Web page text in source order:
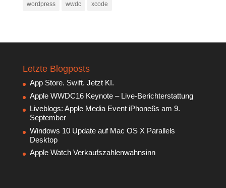
wordpress wwdc xcode
Letzte Blogposts
App Store. Swift. Jetzt KI.
Apple WWDC16 Keynote – Live-Berichterstattung
Liveblogs: Apple Media Event iPhone6s am 9.
September
Windows 10 Update auf Mac OS X Parallels
Desktop
Apple Watch Verkaufszahlenwahnsinn